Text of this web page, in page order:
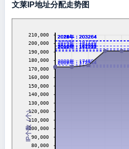
文莱IP地址分配走势图
2006年：172544
2007年：172544
2008年：174592
2009年：191232
2010年：191232
2011年：191488
2012年：192512
2013年：194048
2014年：197120
2016年：203264
2017年：203264
2018年：203264
2019年：203264
2020年：203264
2021年：203264
2022年：203264
2023年：203264
2024年：203264
2026年：203264
80,000
90,000
100,000
110,000
120,000
130,000
140,000
150,000
160,000
170,000
180,000
190,000
200,000
210,000
IP个数（个）